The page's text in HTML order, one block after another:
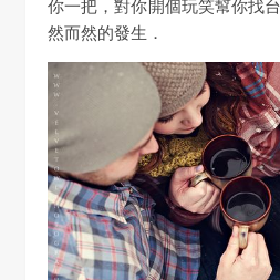
你一把，對你開個玩笑幫你找
然而然的發生．